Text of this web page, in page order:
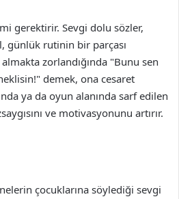
gerektirir. Sevgi dolu sözler,
günlük rutinin bir parçası
zorlandığında "Bunu sen
demek, ona cesaret
ya da oyun alanında sarf edilen
ve motivasyonunu artırır.
çocuklarına söylediği sevgi